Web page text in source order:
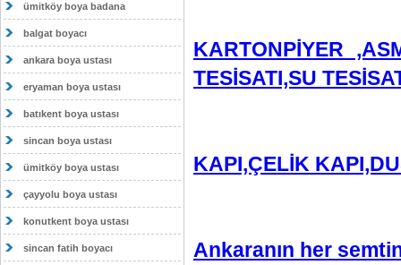
ümitköy boya badana
balgat boyacı
ankara boya ustası
eryaman boya ustası
batıkent boya ustası
sincan boya ustası
ümitköy boya ustası
çayyolu boya ustası
konutkent boya ustası
sincan fatih boyacı
KARTONPİYER
TESİSATI,SU
KAPI,ÇELİK
Ankaranın her